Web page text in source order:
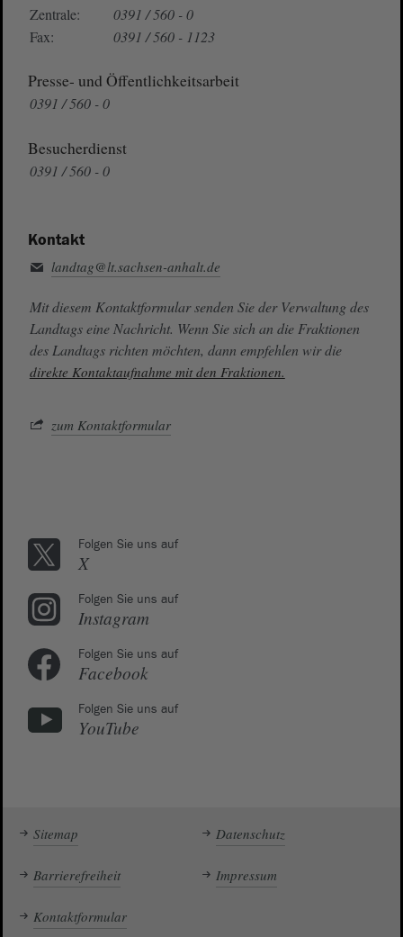
Zentrale:
0391 / 560 - 0
Fax:
0391 / 560 - 1123
Presse- und Öffentlichkeitsarbeit
0391 / 560 - 0
Besucherdienst
0391 / 560 - 0
Kontakt
landtag@lt.sachsen-anhalt.de
Mit diesem Kontaktformular senden Sie der Verwaltung des
Landtags eine Nachricht. Wenn Sie sich an die Fraktionen
des Landtags richten möchten, dann empfehlen wir die
direkte Kontaktaufnahme mit den Fraktionen.
zum Kontaktformular
Folgen Sie uns auf
X
Folgen Sie uns auf
Instagram
Folgen Sie uns auf
Facebook
Folgen Sie uns auf
YouTube
Sitemap Datenschutz
Barrierefreiheit Impressum
Kontaktformular